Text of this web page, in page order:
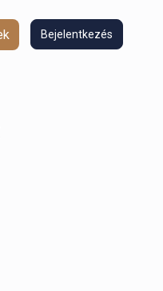
Bejelentkezés